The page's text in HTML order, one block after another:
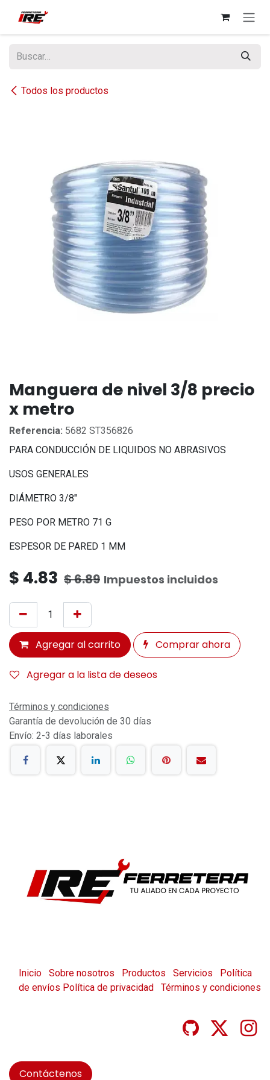
Todos los productos
Manguera de nivel 3/8 precio
x metro
Referencia: 5682 ST356826
PARA CONDUCCIÓN DE LIQUIDOS NO ABRASIVOS
USOS GENERALES
DIÁMETRO 3/8"
PESO POR METRO 71 G
ESPESOR DE PARED 1 MM
$ 4.83 $6.89 Impuestos incluidos
Agregar al carrito Comprar ahora
Agregar a la lista de deseos
Términos y condiciones
Garantía de devolución de 30 días
Envío: 2-3 días laborales
Inicio Sobre nosotros Productos Servicios
Política
de envíos Política de privacidad Términos y condiciones
Contáctenos